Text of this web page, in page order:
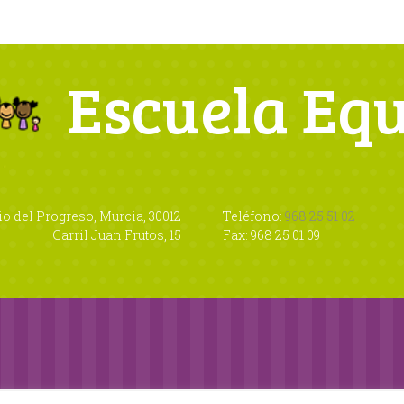
Escuela
Teléfono: 968 25 51 02
Fax: 968 25 01 09
del Progreso, Murcia, 30012
Carril Juan Frutos, 15